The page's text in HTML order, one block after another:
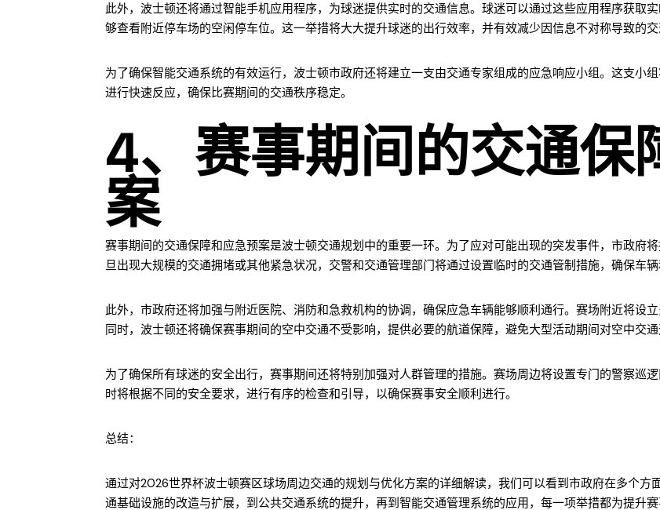
此外，波士顿还将通过智能手机应用程序，为球迷提供实时的交通信息。球迷可以通过这些应用程序获取
够查看附近停车场的空闲停车位。这一举措将大大提升球迷的出行效率，并有效减少因信息不对称导致的交
为了确保智能交通系统的有效运行，波士顿市政府还将建立一支由交通专家组成的应急响应小组。这支小
进行快速反应，确保比赛期间的交通秩序稳定。
4、赛事期间的交通保
案
赛事期间的交通保障和应急预案是波士顿交通规划中的重要一环。为了应对可能出现的突发事件，市政府
旦出现大规模的交通拥堵或其他紧急状况，交警和交通管理部门将通过设置临时的交通管制措施，确保车辆
此外，市政府还将加强与附近医院、消防和急救机构的协调，确保应急车辆能够顺利通行。赛场附近将设
同时，波士顿还将确保赛事期间的空中交通不受影响，提供必要的航道保障，避免大型活动期间对空中交通
为了确保所有球迷的安全出行，赛事期间还将特别加强对人群管理的措施。赛场周边将设置专门的警察巡
时将根据不同的安全要求，进行有序的检查和引导，以确保赛事安全顺利进行。
总结：
通过对2026世界杯波士顿赛区球场周边交通的规划与优化方案的详细解读，我们可以看到市政府在多个
通基础设施的改造与扩展，到公共交通系统的提升，再到智能交通管理系统的应用，每一项举措都为提升